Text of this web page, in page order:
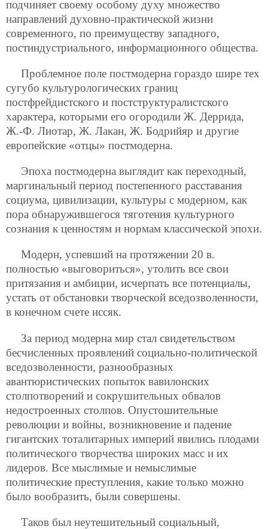
подчиняет своему особому духу множество
направлений духовно-практической жизни
современного, по преимуществу западного,
постиндустриального, информационного общества.
Проблемное поле постмодерна гораздо шире тех
сугубо культурологических границ
постфрейдистского и постструктуралистского
характера, которыми его огородили Ж. Деррида,
Ж.-Ф. Лиотар, Ж. Лакан, Ж. Бодрийяр и другие
европейские «отцы» постмодерна.
Эпоха постмодерна выглядит как переходный,
маргинальный период постепенного расставания
социума, цивилизации, культуры с модерном, как
пора обнаружившегося тяготения культурного
сознания к ценностям и нормам классической эпохи.
Модерн, успевший на протяжении 20 в.
полностью «выговориться», утолить все свои
притязания и амбиции, исчерпать все потенциалы,
устать от обстановки творческой вседозволенности,
в конечном счете иссяк.
За период модерна мир стал свидетельством
бесчисленных проявлений социально-политической
вседозволенности, разнообразных
авантюристических попыток вавилонских
столпотворений и сокрушительных обвалов
недостроенных столпов. Опустошительные
революции и войны, возникновение и падение
гигантских тоталитарных империй явились плодами
политического творчества широких масс и их
лидеров. Все мыслимые и немыслимые
политические преступления, какие только можно
было вообразить, были совершены.
Таков был неутешительный социальный,